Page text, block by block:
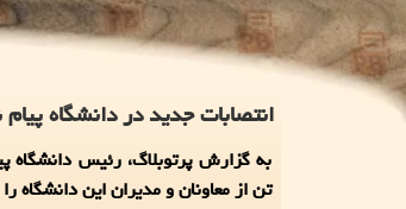
انتصابات جدید در دانشگاه پیام
تن از معاونان و مدیران این دانشگاه